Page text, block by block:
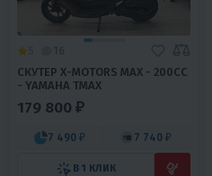
СКУТЕР X-MOTORS MAX - 200CC
- YAMAHA TMAX
179 800 ₽
7 490 ₽ 7 740 ₽
В 1 КЛИК